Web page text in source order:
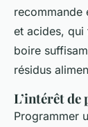
recommande
et acides,
boire
résidus
L’intérêt
Programmer